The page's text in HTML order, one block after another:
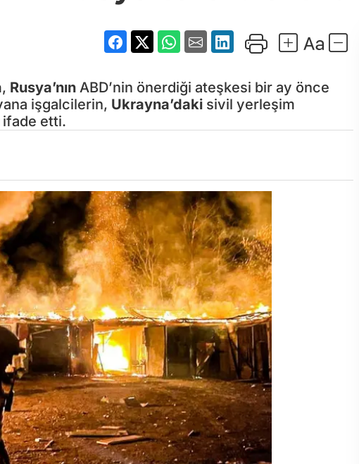
, Rusya’nın ABD’nin önerdiği ateşkesi bir ay önce
işgalcilerin, Ukrayna’daki sivil yerleşim
ifade etti.